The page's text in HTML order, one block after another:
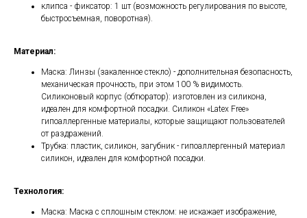
клипса - фиксатор: 1 шт (возможность регулирования по высоте,
быстросъемная, поворотная).
Материал:
Маска: Линзы (закаленное стекло) - дополнительная безопасность,
механическая прочность, при этом 100 % видимость.
Силиконовый корпус (обтюратор): изготовлен из силикона,
идеален для комфортной посадки. Силикон «Latex Free»
гипоаллергенные материалы, которые защищают пользователей
от раздражений.
Трубка: пластик, силикон, загубник - гипоаллергенный материал
силикон, идеален для комфортной посадки.
Технология:
Маска: Маска с сплошным стеклом: не искажает изображение,